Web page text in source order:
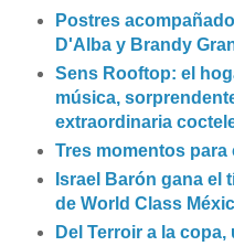
Postres
D'Alba y Brandy
Sens Rooftop: el
música,
extraordinaria
Tres momentos
Israel Barón gana el
de World Class
Del Terroir a la